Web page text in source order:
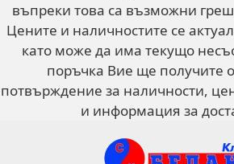
въпреки това са възможни
Цените и наличностите се
като може да има текущо
поръчка Вие ще получите
потвърждение за наличности,
и информация за